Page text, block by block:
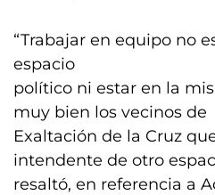
“Trabajar en equipo no
espacio
político ni estar en la
muy bien los vecinos de
Exaltación de la Cruz
intendente de otro
resaltó, en referencia a